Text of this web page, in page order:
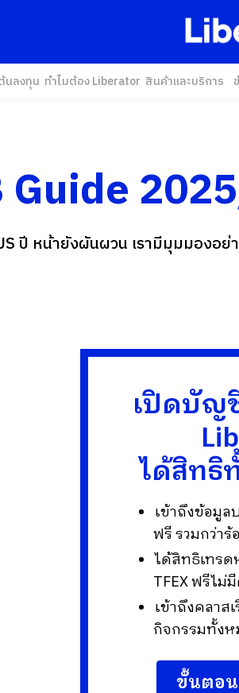
นลงทุน ทำไมต้อง Liberator สินค้าและบริการ
Guide
ปี หน้ายังผันผวน เรามีมุมมองอย่
เปิดบัญ
ได้สิทธิ
เข้าถึงข้อมู
ฟรี รวมกว่า
ได้สิทธิเทร
TFEX ฟรีไม่
เข้าถึงคลาส
กิจกรรมทั้ง
ขั้นตอ